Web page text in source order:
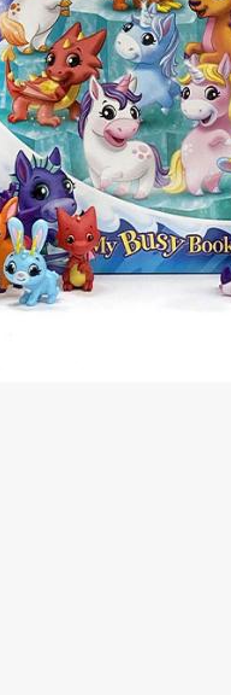
اسباب‌بازی چوبی
سورپرایزی‌ها
ست‌های بازی
لوازم موسیقی